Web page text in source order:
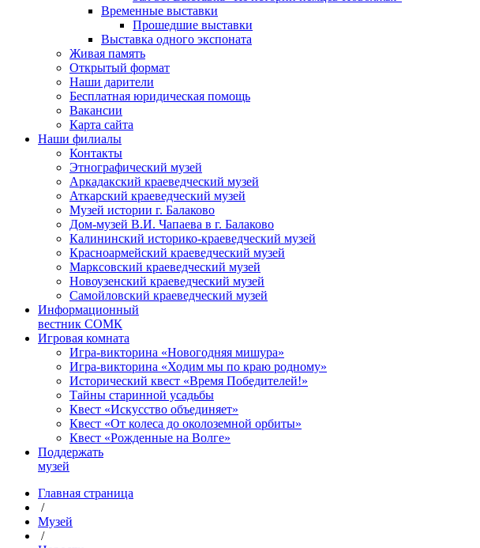
Временные выставки
Прошедшие выставки
Выставка одного экспоната
Живая память
Открытый формат
Наши дарители
Бесплатная юридическая помощь
Вакансии
Карта сайта
Наши филиалы
Контакты
Этнографический музей
Аркадакский краеведческий музей
Аткарский краеведческий музей
Музей истории г. Балаково
Дом-музей В.И. Чапаева в г. Балаково
Калининский историко-краеведческий музей
Красноармейский краеведческий музей
Марксовский краеведческий музей
Новоузенский краеведческий музей
Самойловский краеведческий музей
Информационный
вестник СОМК
Игровая комната
Игра-викторина «Новогодняя мишура»
Игра-викторина «Ходим мы по краю родному»
Исторический квест «Время Победителей!»
Тайны старинной усадьбы
Квест «Искусство объединяет»
Квест «От колеса до околоземной орбиты»
Квест «Рожденные на Волге»
Поддержать
музей
Главная страница
/
Музей
/